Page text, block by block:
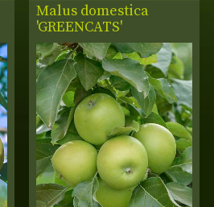
Malus domestica
'GREENCATS'